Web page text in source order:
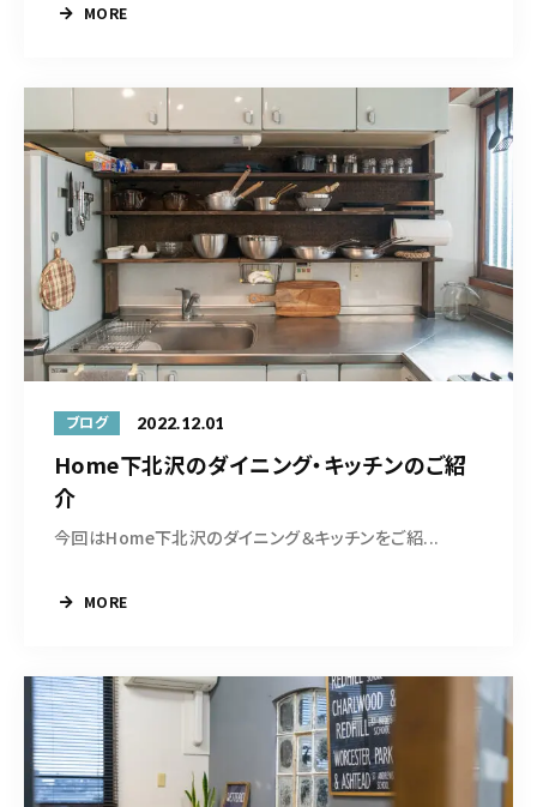
MORE
ブログ 2022.12.01
Home下北沢のダイニング・キッチンのご紹
介
今回はHome下北沢のダイニング＆キッチンをご紹...
MORE